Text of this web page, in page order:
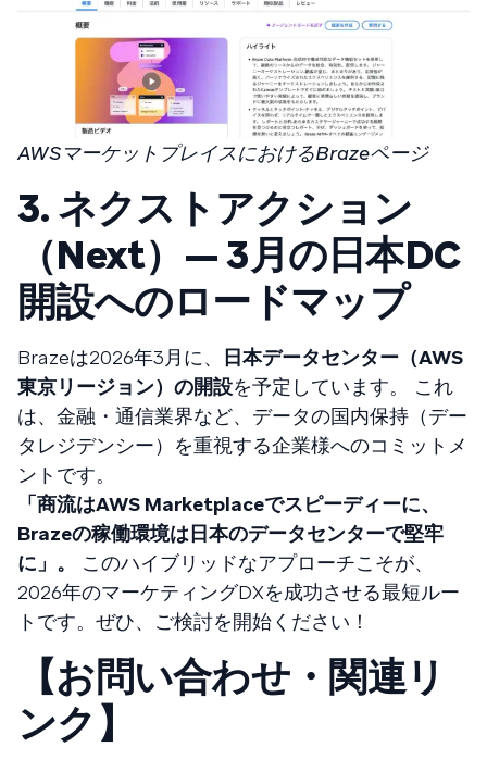
AWSマーケットプレイスにおけるBrazeページ
3. ネクストアクション
（Next）— 3月の日本DC
開設へのロードマップ
Brazeは2026年3月に、
日本データセンター（AWS
東京リージョン）の開設を予定しています。 これ
は、金融・通信業界など、データの国内保持（デー
タレジデンシー）を重視する企業様へのコミットメ
ントです。
「商流はAWS Marketplaceでスピーディーに、
Brazeの稼働環境は日本のデータセンターで堅牢
に」。
このハイブリッドなアプローチこそが、
2026年のマーケティングDXを成功させる最短ルー
トです。ぜひ、ご検討を開始ください！
【お問い合わせ・関連リ
ンク】